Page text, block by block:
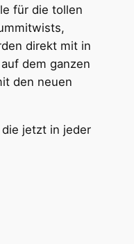
für die tollen
direkt mit in
dem ganzen
den neuen
jetzt in jeder